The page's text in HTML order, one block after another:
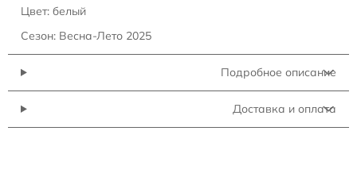
Цвет: белый
Сезон: Весна-Лето 2025
Подробное описание
Доставка и оплата